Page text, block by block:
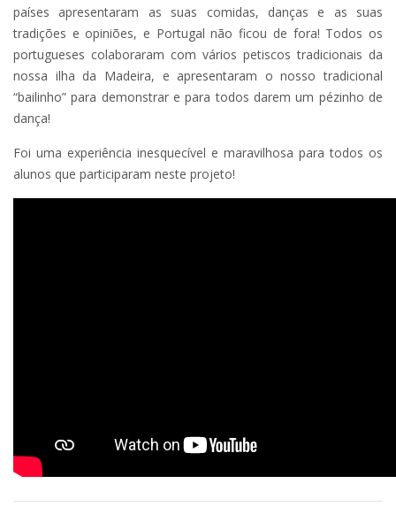
países apresentaram as suas comidas, danças e as suas
tradições e opiniões, e Portugal não ficou de fora! Todos os
portugueses colaboraram com vários petiscos tradicionais da
nossa ilha da Madeira, e apresentaram o nosso tradicional
“bailinho” para demonstrar e para todos darem um pézinho de
dança!
Foi uma experiência inesquecível e maravilhosa para todos os
alunos que participaram neste projeto!